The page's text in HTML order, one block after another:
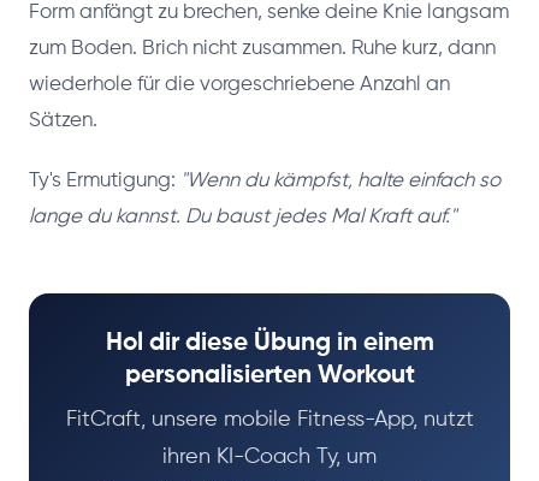
Form anfängt zu brechen, senke deine Knie langsam
zum Boden. Brich nicht zusammen. Ruhe kurz, dann
wiederhole für die vorgeschriebene Anzahl an
Sätzen.
Ty's Ermutigung: "Wenn du kämpfst, halte einfach so
lange du kannst. Du baust jedes Mal Kraft auf."
Hol dir diese Übung in einem
personalisierten Workout
FitCraft, unsere mobile Fitness-App, nutzt
ihren KI-Coach Ty, um